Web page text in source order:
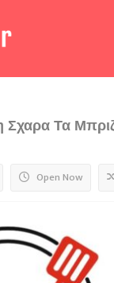
Σχαρα Τα
Open Now